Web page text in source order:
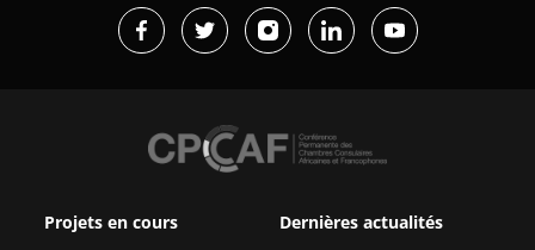
Projets en cours Dernières actualités